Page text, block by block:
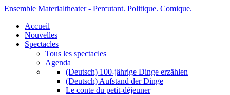
Ensemble Materialtheater - Percutant. Politique. Comique.
Accueil
Nouvelles
Spectacles
Tous les spectacles
Agenda
(Deutsch) 100-jährige Dinge erzählen
(Deutsch) Aufstand der Dinge
Le conte du petit-déjeuner